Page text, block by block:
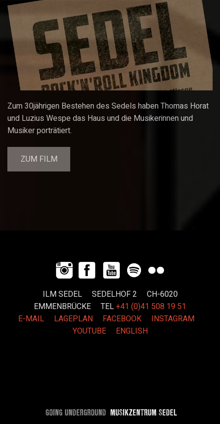
Zum 30jährigen Bestehen des Sedels haben Thomas Horat
und Luzius Wespe das Haus und die Musikerinnen und
Musiker porträtiert.
ZUM FILM
ILM SEDEL SEDELHOF 2 CH-6020
EMMENBRÜCKE TEL+41 (0)41 508 19 51
E-MAIL
LAGEPLAN FACEBOOK
INSTAGRAM
YOUTUBE
ENGLISH